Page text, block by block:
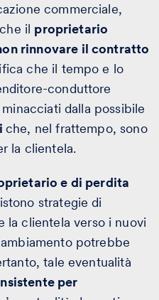
commerciale,
il proprietario
rinnovare il contratto
che il tempo e lo
conduttore
minacciati dalla possibile
che, nel frattempo, sono
la clientela.
e di perdita
strategie di
la clientela verso i nuovi
potrebbe
tale eventualità
per